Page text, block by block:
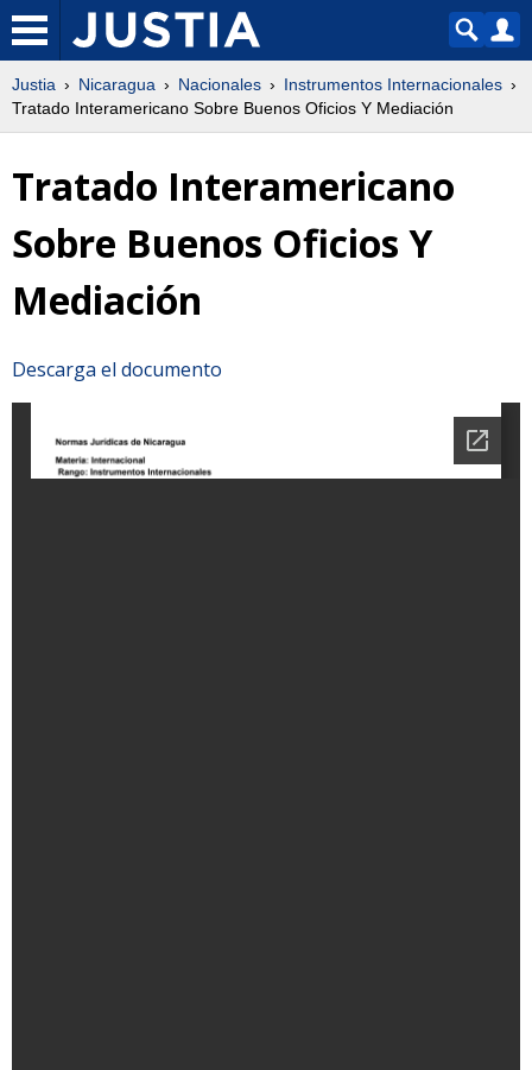
Justia Nicaragua Nacionales
Instrumentos Internacionales
Tratado Interamericano Sobre Buenos Oficios Y Mediación
Tratado Interamericano
Sobre Buenos Oficios Y
Mediación
Descarga el documento